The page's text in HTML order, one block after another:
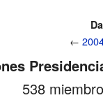
←
538